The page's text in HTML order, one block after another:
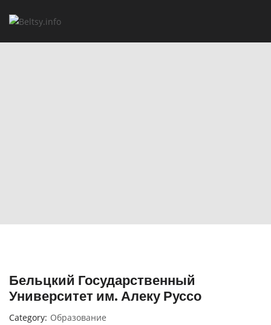
Бельцкий Государственный
Университет им. Алеку Руссо
Category Образование